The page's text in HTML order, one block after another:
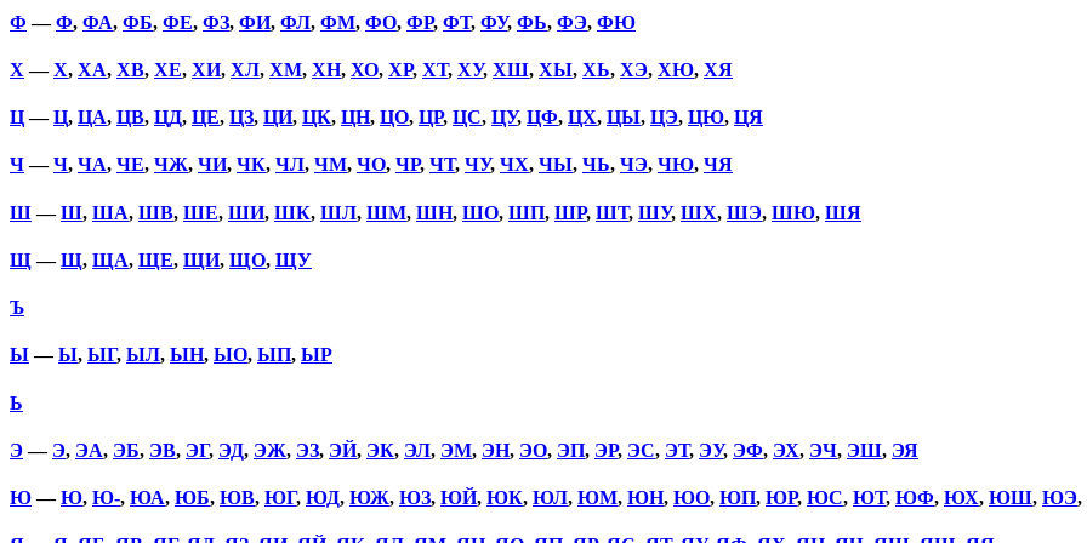
Ф —Ф, ФА, ФБ, ФЕ, ФЗ, ФИ, ФЛ, ФМ, ФО, ФР, ФТ, ФУ, ФЬ, ФЭ, ФЮ
Х —Х, ХА, ХВ, ХЕ, ХИ, ХЛ, ХМ, ХН, ХО, ХР, ХТ, ХУ, ХШ, ХЫ, ХЬ, ХЭ, ХЮ, ХЯ
Ц—Ц, ЦА, ЦВ, ЦД, ЦЕ, ЦЗ, ЦИ, ЦК, ЦН, ЦО, ЦР, ЦС, ЦУ, ЦФ, ЦХ, ЦЫ, ЦЭ, ЦЮ, ЦЯ
Ч—Ч, ЧА, ЧЕ, ЧЖ, ЧИ, ЧК, ЧЛ, ЧМ, ЧО, ЧР, ЧТ, ЧУ, ЧХ, ЧЫ, ЧЬ, ЧЭ, ЧЮ, ЧЯ
Ш—Ш, ША, ШВ, ШЕ, ШИ, ШК, ШЛ, ШМ, ШН, ШО, ШП, ШР, ШТ, ШУ, ШХ, ШЭ, ШЮ, ШЯ
Щ —Щ, ЩА, ЩЕ, ЩИ, ЩО, ЩУ
Ъ
Ы—Ы, ЫГ, ЫЛ, ЫН, ЫО, ЫП, ЫР
Ь
Э— Э, ЭА, ЭБ, ЭВ, ЭГ, ЭД, ЭЖ, ЭЗ, ЭЙ, ЭК, ЭЛ, ЭМ, ЭН, ЭО, ЭП, ЭР, ЭС, ЭТ, ЭУ, ЭФ, ЭХ, ЭЧ, ЭШ, ЭЯ
Ю—Ю, Ю-, ЮА, ЮБ, ЮВ, ЮГ, ЮД, ЮЖ, ЮЗ, ЮЙ, ЮК, ЮЛ, ЮМ, ЮН, ЮО, ЮП, ЮР, ЮС, ЮТ, ЮФ, ЮХ, ЮШ, ЮЭ,